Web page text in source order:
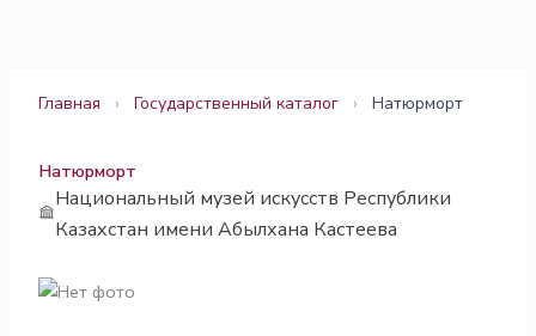
Главная › Государственный каталог › Натюрморт
Натюрморт
Национальный музей искусств Республики
Казахстан имени Абылхана Кастеева